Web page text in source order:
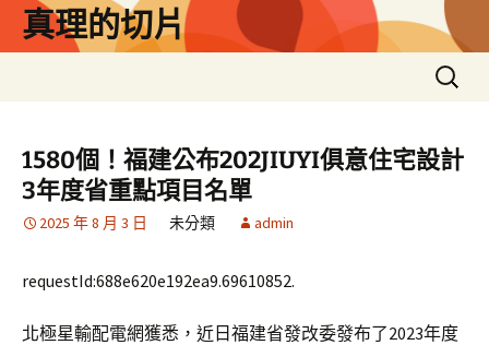
真理的切片
搜
尋
鍵
字:
1580個！福建公布202JIUYI俱意住宅設計
3年度省重點項目名單
2025 年 8 月 3 日 未分類 admin
requestId:688e620e192ea9.69610852.
北極星輸配電網獲悉，近日福建省發改委發布了2023年度